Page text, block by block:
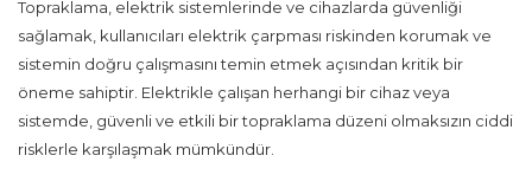
Topraklama, elektrik sistemlerinde ve cihazlarda güvenliği
sağlamak, kullanıcıları elektrik çarpması riskinden korumak ve
sistemin doğru çalışmasını temin etmek açısından kritik bir
öneme sahiptir. Elektrikle çalışan herhangi bir cihaz veya
sistemde, güvenli ve etkili bir topraklama düzeni olmaksızın ciddi
risklerle karşılaşmak mümkündür.